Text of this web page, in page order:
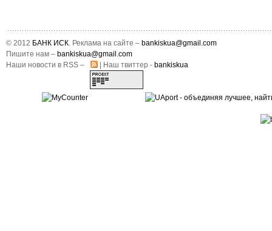
© 2012 БАНК ИСК. Реклама на сайте – bankiskua@gmail.com
Пишите нам – bankiskua@gmail.com
Наши новости в RSS –
| Наш твиттер - bankiskua